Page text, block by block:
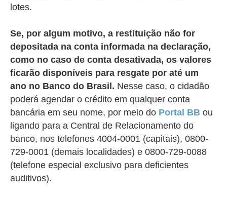
lotes.
Se, por algum motivo, a restituição não for
depositada na conta informada na declaração,
como no caso de conta desativada, os valores
ficarão disponíveis para resgate por até um
ano no Banco do Brasil. Nesse caso, o cidadão
poderá agendar o crédito em qualquer conta
bancária em seu nome, por meio do Portal BB ou
ligando para a Central de Relacionamento do
banco, nos telefones 4004-0001 (capitais), 0800-
729-0001 (demais localidades) e 0800-729-0088
(telefone especial exclusivo para deficientes
auditivos).